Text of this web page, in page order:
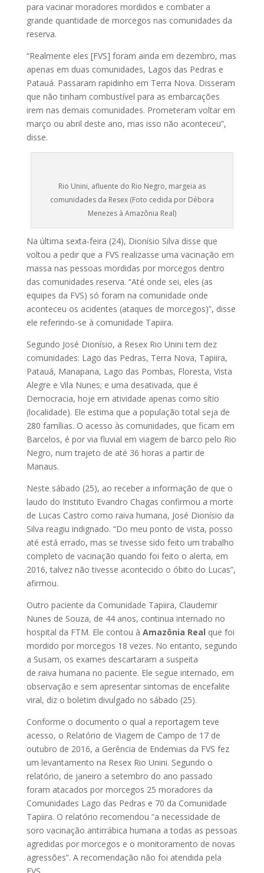
para vacinar moradores mordidos e combater a
grande quantidade de morcegos nas comunidades da
reserva.
“Realmente eles [FVS] foram ainda em dezembro, mas
apenas em duas comunidades, Lagos das Pedras e
Patauá. Passaram rapidinho em Terra Nova. Disseram
que não tinham combustível para as embarcações
irem nas demais comunidades. Prometeram voltar em
março ou abril deste ano, mas isso não aconteceu”,
disse.
Rio Unini, afluente do Rio Negro, margeia as
comunidades da Resex (Foto cedida por Débora
Menezes à Amazônia Real)
Na última sexta-feira (24), Dionísio Silva disse que
voltou a pedir que a FVS realizasse uma vacinação em
massa nas pessoas mordidas por morcegos dentro
das comunidades reserva. “Até onde sei, eles (as
equipes da FVS) só foram na comunidade onde
aconteceu os acidentes (ataques de morcegos)”, disse
ele referindo-se à comunidade Tapiira.
Segundo José Dionísio, a Resex Rio Unini tem dez
comunidades: Lago das Pedras, Terra Nova, Tapiira,
Patauá, Manapana, Lago das Pombas, Floresta, Vista
Alegre e Vila Nunes; e uma desativada, que é
Democracia, hoje em atividade apenas como sítio
(localidade). Ele estima que a população total seja de
280 famílias. O acesso às comunidades, que ficam em
Barcelos, é por via fluvial em viagem de barco pelo Rio
Negro, num trajeto de até 36 horas a partir de
Manaus.
Neste sábado (25), ao receber a informação de que o
laudo do Instituto Evandro Chagas confirmou a morte
de Lucas Castro como raiva humana, José Dionísio da
Silva reagiu indignado. “Do meu ponto de vista, posso
até está errado, mas se tivesse sido feito um trabalho
completo de vacinação quando foi feito o alerta, em
2016, talvez não tivesse acontecido o óbito do Lucas”,
afirmou.
Outro paciente da Comunidade Tapiira, Claudemir
Nunes de Souza, de 44 anos, continua internado no
hospital da FTM. Ele contou à Amazônia Real que foi
mordido por morcegos 18 vezes. No entanto, segundo
a Susam, os exames descartaram a suspeita
de raiva humana no paciente. Ele segue internado, em
observação e sem apresentar sintomas de encefalite
viral, diz o boletim divulgado no sábado (25).
Conforme o documento o qual a reportagem teve
acesso, o Relatório de Viagem de Campo de 17 de
outubro de 2016, a Gerência de Endemias da FVS fez
um levantamento na Resex Rio Unini. Segundo o
relatório, de janeiro a setembro do ano passado
foram atacados por morcegos 25 moradores da
Comunidades Lago das Pedras e 70 da Comunidade
Tapiira. O relatório recomendou “a necessidade de
soro vacinação antirrábica humana a todas as pessoas
agredidas por morcegos e o monitoramento de novas
agressões”. A recomendação não foi atendida pela
FVS.